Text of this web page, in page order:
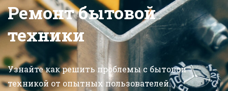
Ремонт бытовой
техники
Узнайте как решить проблемы с бытовой
техникой от опытных пользователей.